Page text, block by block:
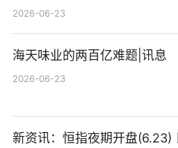
港元的亏损 同比盈转亏
2026-06-23
海天味业的两百亿难题|讯息
2026-06-23
新资讯：恒指夜期开盘(6.23)︱